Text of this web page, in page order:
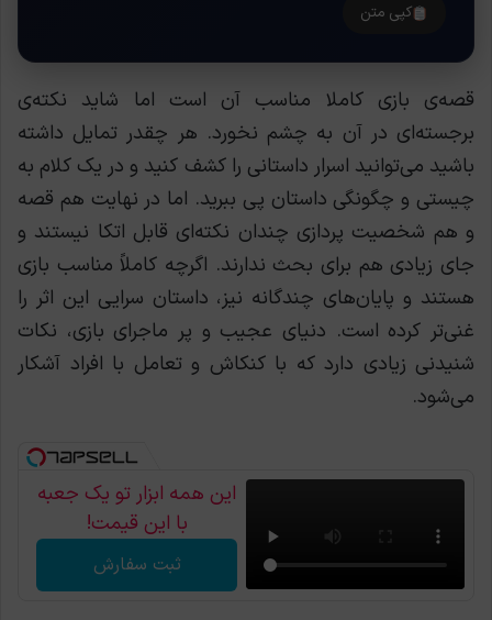
کپی متن
قصه‌ی بازی کاملا مناسب آن است اما شاید نکته‌ی
برجسته‌ای در آن به چشم نخورد. هر چقدر تمایل داشته
باشید می‌توانید اسرار داستانی را کشف کنید و در یک کلام به
چیستی و چگونگی داستان پی ببرید. اما در نهایت هم قصه
و هم شخصیت پردازی چندان نکته‌ای قابل اتکا نیستند و
جای زیادی هم برای بحث ندارند. اگرچه کاملاً مناسب بازی
هستند و پایان‌های چندگانه نیز، داستان سرایی این اثر را
غنی‌تر کرده است. دنیای عجیب و پر ماجرای بازی، نکات
شنیدنی زیادی دارد که با کنکاش و تعامل با افراد آشکار
می‌شود.
این همه ابزار تو یک جعبه
با این قیمت!
ثبت سفارش